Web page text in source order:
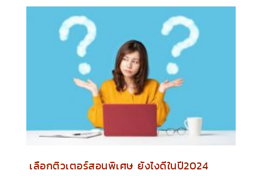
เลือกติวเตอร์สอนพิเศษ ยังไงดีในปี2024